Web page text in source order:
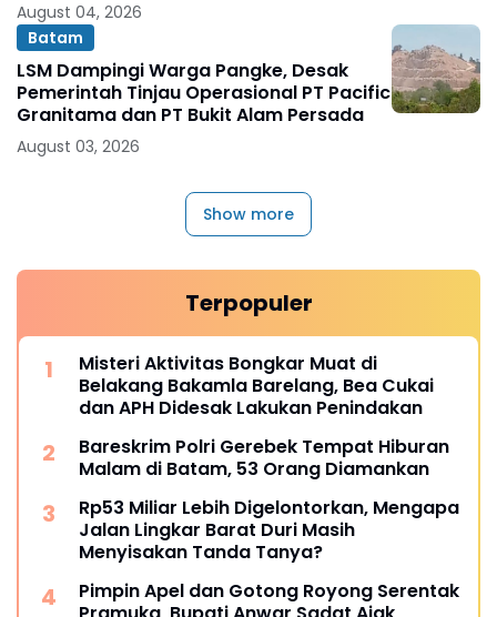
August 04, 2026
Batam
LSM Dampingi Warga Pangke, Desak
Pemerintah Tinjau Operasional PT Pacific
Granitama dan PT Bukit Alam Persada
August 03, 2026
Show more
Terpopuler
Misteri Aktivitas Bongkar Muat di
Belakang Bakamla Barelang, Bea Cukai
dan APH Didesak Lakukan Penindakan
Bareskrim Polri Gerebek Tempat Hiburan
Malam di Batam, 53 Orang Diamankan
Rp53 Miliar Lebih Digelontorkan, Mengapa
Jalan Lingkar Barat Duri Masih
Menyisakan Tanda Tanya?
Pimpin Apel dan Gotong Royong Serentak